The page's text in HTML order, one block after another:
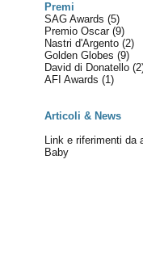
Premi
SAG Awards(5)
Premio Oscar(9)
Nastri d'Argento(2)
Golden Globes(9)
David di Donatello
AFI Awards(1)
Articoli & News
Link e riferimenti da
Baby